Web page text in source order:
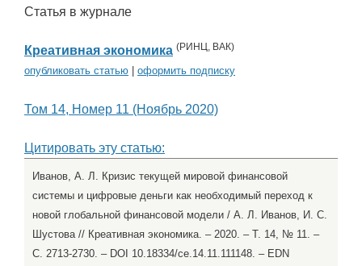
Статья в журнале
Креативная экономика (РИНЦ, ВАК)
опубликовать статью оформить подписку
Том 14, Номер 11 (Ноябрь 2020)
Цитировать эту статью:
Иванов, А. Л. Кризис текущей мировой финансовой
системы и цифровые деньги как необходимый переход к
новой глобальной финансовой модели / А. Л. Иванов, И. С.
Шустова // Креативная экономика. – 2020. – Т. 14, № 11. –
С. 2713-2730. – DOI 10.18334/ce.14.11.111148. – EDN